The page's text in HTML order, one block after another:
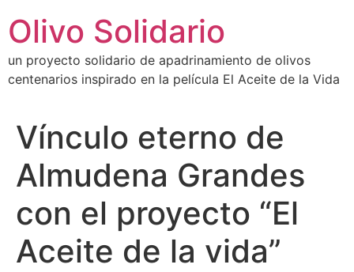
contenido
Olivo Solidario
un proyecto solidario de apadrinamiento de olivos
centenarios inspirado en la película El Aceite de la Vida
Vínculo eterno de
Almudena Grandes
con el proyecto “El
Aceite de la vida”